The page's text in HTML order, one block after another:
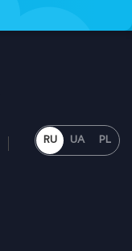
RU UA PL